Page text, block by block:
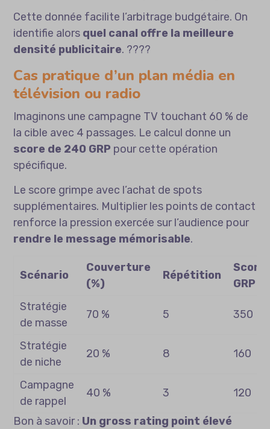
Cette donnée facilite l’arbitrage budgétaire. On
identifie alors quel canal offre la meilleure
densité publicitaire. ????
Cas pratique d’un plan média en
télévision ou radio
Imaginons une campagne TV touchant 60 % de
la cible avec 4 passages. Le calcul donne un
score de 240 GRP pour cette opération
spécifique.
Le score grimpe avec l’achat de spots
supplémentaires. Multiplier les points de contact
renforce la pression exercée sur l’audience pour
rendre le message mémorisable.
Scénario
Couverture
(%)
Répétition
Score
GRP
Stratégie
de masse
70 % 5 350
Stratégie
de niche
20 % 8 160
Campagne
de rappel
40 % 3 120
Bon à savoir : Un gross rating point élevé